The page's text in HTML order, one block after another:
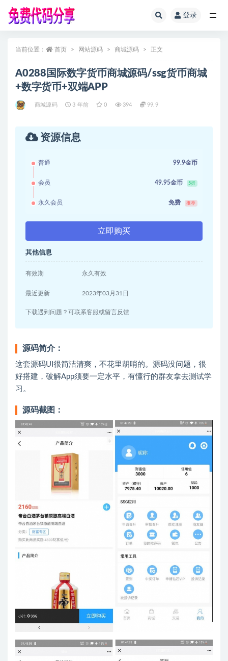
登录
当前位置： 首页 网站源码 商城源码 正文
A0288国际数字货币商城源码/ssg货币商城
+数字货币+双端APP
商城源码 3 年前 0 394 99.9
资源信息
普通 99.9金币
会员 49.95金币 5折
永久会员 免费 推荐
立即购买
其他信息
有效期 永久有效
最近更新 2023年03月31日
下载遇到问题？可联系客服或留言反馈
源码简介：
这套源码UI很简洁清爽，不花里胡哨的。源码没问题，很
好搭建，破解App须要一定水平，有懂行的群友拿去测试学
习。
源码截图：